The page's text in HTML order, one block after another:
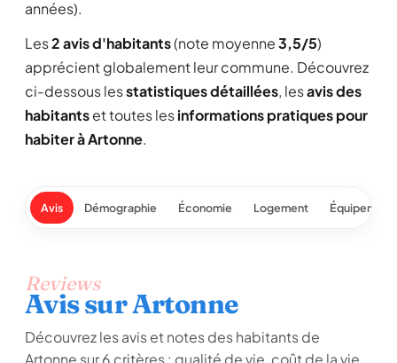
années).
Les2 avis d'habitants(note moyenne3,5/5)
apprécient globalement leur commune. Découvrez
ci-dessous lesstatistiques détaillées, lesavis des
habitantset toutes lesinformations pratiques pour
habiter à Artonne.
Avis Démographie Économie Logement
Reviews
Avis sur Artonne
Découvrez les avis et notes des habitants de
Artonne sur 6 critères : qualité de vie, coût de la vie,